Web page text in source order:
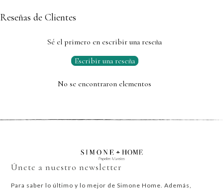
Reseñas de Clientes
Sé el primero en escribir una reseña
Escribir una reseña
No se encontraron elementos
Únete a nuestro newsletter
Para saber lo último y lo mejor de Simone Home. Además,